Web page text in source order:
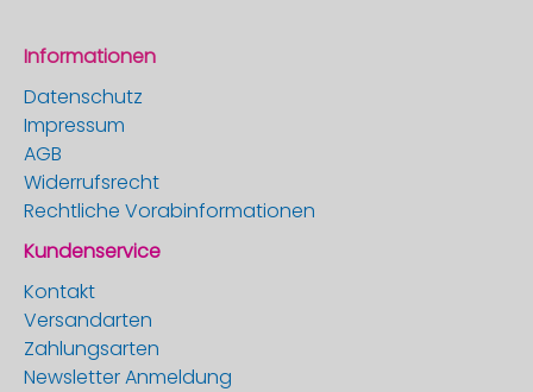
Informationen
Datenschutz
Impressum
AGB
Widerrufsrecht
Rechtliche Vorabinformationen
Kundenservice
Kontakt
Versandarten
Zahlungsarten
Newsletter Anmeldung